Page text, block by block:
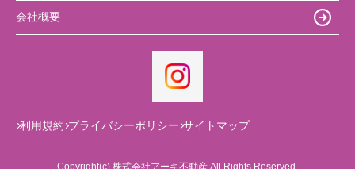
会社概要
利用規約 プライバシーポリシー サイトマップ
Copyright(c) 株式会社アーキ不動産 All Rights Reserved.